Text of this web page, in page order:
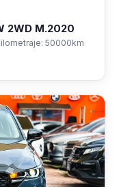
2WD M.2020
50000km